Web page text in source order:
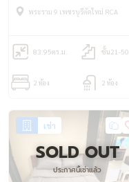
น้ำ Panoramic View ใกล้ MRT
พระราม 9 เพชรบุรีตัดใหม่ RCA
83.95ตร.ม. ชั้น21-50
2 ห้อง 2 ห้อง
เช่า
SOLD OUT
ประกาศนี้เช่าแล้ว